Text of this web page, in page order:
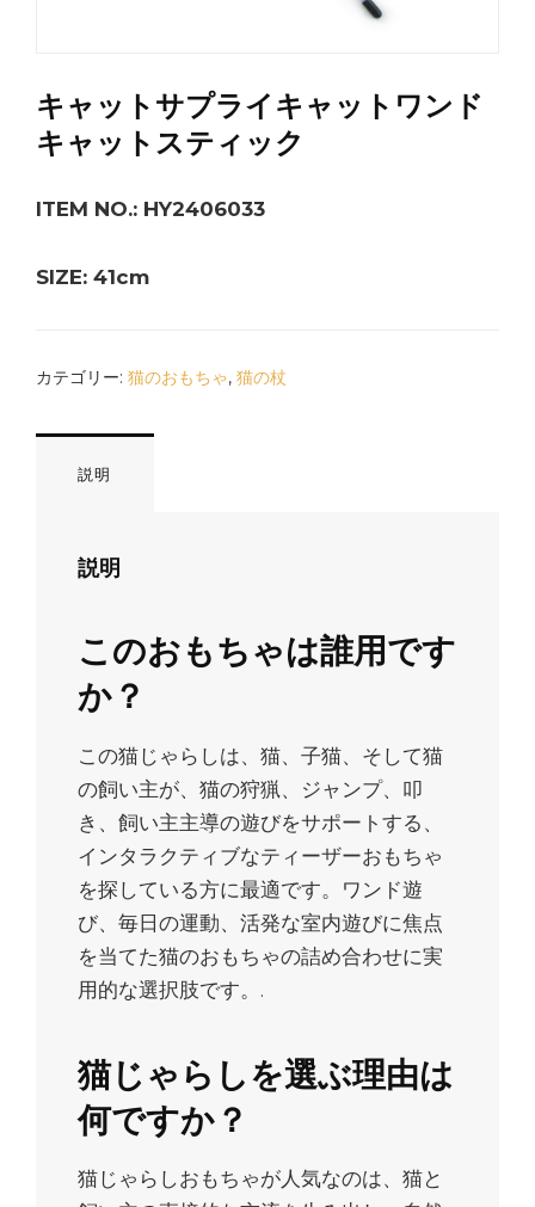
キャットサプライキャットワンド
キャットスティック
ITEM NO.: HY2406033
SIZE: 41cm
カテゴリー: 猫のおもちゃ, 猫の杖
説明
説明
このおもちゃは誰用です
か？
この猫じゃらしは、猫、子猫、そして猫
の飼い主が、猫の狩猟、ジャンプ、叩
き、飼い主主導の遊びをサポートする、
インタラクティブなティーザーおもちゃ
を探している方に最適です。ワンド遊
び、毎日の運動、活発な室内遊びに焦点
を当てた猫のおもちゃの詰め合わせに実
用的な選択肢です。.
猫じゃらしを選ぶ理由は
何ですか？
猫じゃらしおもちゃが人気なのは、猫と